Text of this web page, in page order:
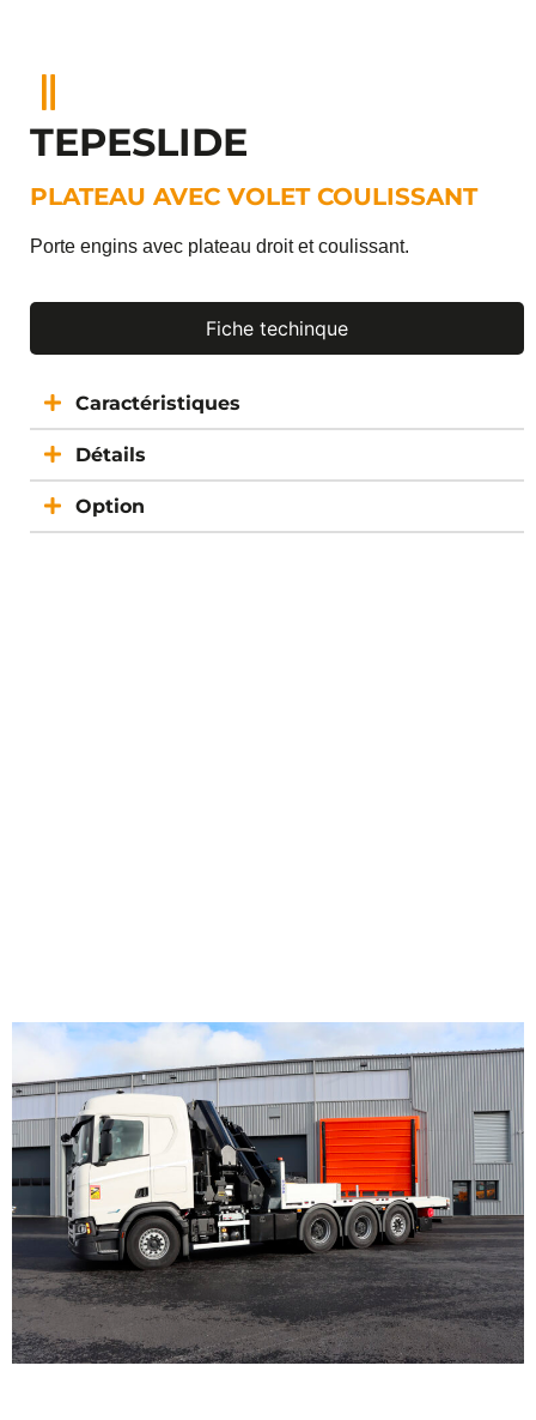
TEPESLIDE
PLATEAU AVEC VOLET COULISSANT
Porte engins avec plateau droit et coulissant.
Fiche techinque
Caractéristiques
Détails
Option